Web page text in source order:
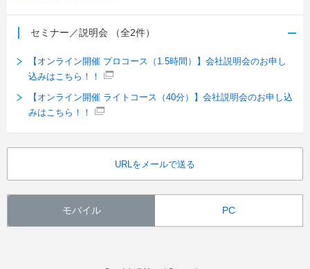
セミナー／説明会 （全2件）
【オンライン開催 プロコース（1.5時間）】会社説明会のお申し
込みはこちら！！
【オンライン開催 ライトコース（40分）】会社説明会のお申し込
みはこちら！！
URLをメールで送る
モバイル PC